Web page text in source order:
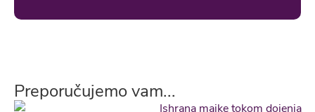
Preporučujemo vam...